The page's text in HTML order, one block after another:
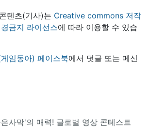
텐츠(기사)는 Creative commons 저작
금지 라이선스에 따라 이용할 수 있습
임동아) 페이스북에서 덧글 또는 메신
사막'의 매력! 글로벌 영상 콘테스트